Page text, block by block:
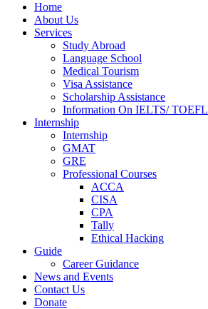
Home
About Us
Services
Study Abroad
Language School
Medical Tourism
Visa Assistance
Scholarship Assistance
Information On IELTS/ TOEFL
Internship
Internship
GMAT
GRE
Professional Courses
ACCA
CISA
CPA
Tally
Ethical Hacking
Guide
Career Guidance
News and Events
Contact Us
Donate